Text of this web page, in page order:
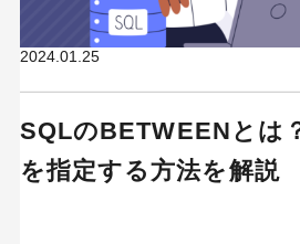
2024.01.25
SQLのBETWEENとは
を指定する方法を解説